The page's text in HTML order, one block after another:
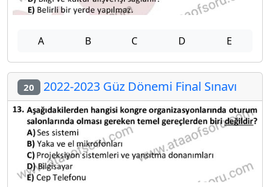
A B C D E
20 2022-2023 Güz Dönemi Final Sınavı